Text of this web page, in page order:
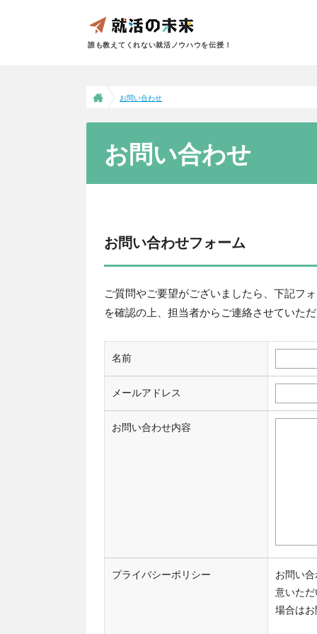
誰も教えてくれない就活ノウハウを伝授！
お問い合わせ
お問い合わせ
お問い合わせフォーム
ご質問やご要望がございましたら、下記フ
を確認の上、担当者からご連絡させていた
名前
メールアドレス
お問い合わせ内容
プライバシーポリシー
お問い
意いた
場合は